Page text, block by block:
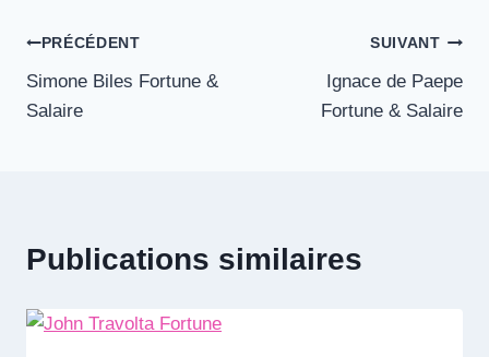
Navigation
de
PRÉCÉDENT
Simone Biles Fortune &
Salaire
SUIVANT
Ignace de Paepe
Fortune & Salaire
Publications similaires